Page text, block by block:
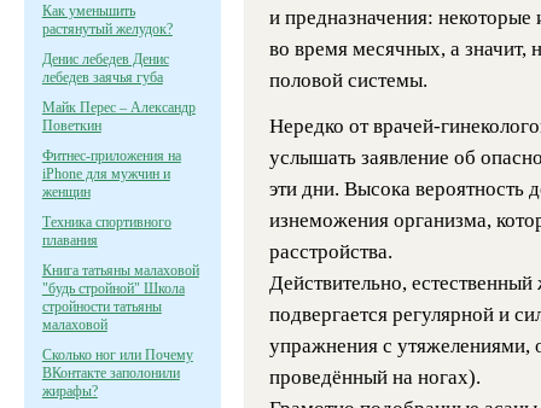
Как уменьшить
растянутый желудок?
Денис лебедев Денис
лебедев заячья губа
Майк Перес – Александр
Поветкин
Фитнес-приложения на
iPhone для мужчин и
женщин
Техника спортивного
плавания
Книга татьяны малаховой
"будь стройной" Школа
стройности татьяны
малаховой
Сколько ног или Почему
ВКонтакте заполонили
жирафы?
и предназначения: некоторые
во время месячных, а значит,
половой системы.
Нередко от врачей-
услышать заявление об
эти дни. Высока вероятность
изнеможения организма,
расстройства.
Действительно,
подвергается регулярной и
упражнения с утяжелениями,
проведённый на ногах).